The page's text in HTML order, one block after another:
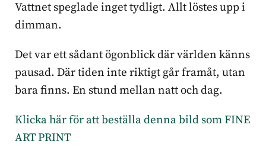
Vattnet speglade inget tydligt. Allt löstes upp i
dimman.
Det var ett sådant ögonblick där världen känns
pausad. Där tiden inte riktigt går framåt, utan
bara finns. En stund mellan natt och dag.
Klicka här för att beställa denna bild som FINE
ART PRINT